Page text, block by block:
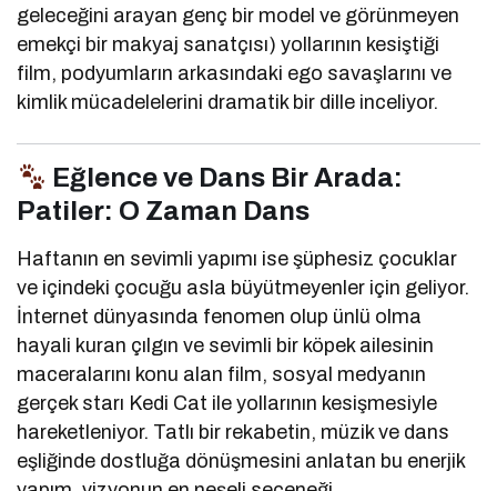
geleceğini arayan genç bir model ve görünmeyen
emekçi bir makyaj sanatçısı) yollarının kesiştiği
film, podyumların arkasındaki ego savaşlarını ve
kimlik mücadelelerini dramatik bir dille inceliyor.
Eğlence ve Dans Bir Arada:
Patiler: O Zaman Dans
Haftanın en sevimli yapımı ise şüphesiz çocuklar
ve içindeki çocuğu asla büyütmeyenler için geliyor.
İnternet dünyasında fenomen olup ünlü olma
hayali kuran çılgın ve sevimli bir köpek ailesinin
maceralarını konu alan film, sosyal medyanın
gerçek starı Kedi Cat ile yollarının kesişmesiyle
hareketleniyor. Tatlı bir rekabetin, müzik ve dans
eşliğinde dostluğa dönüşmesini anlatan bu enerjik